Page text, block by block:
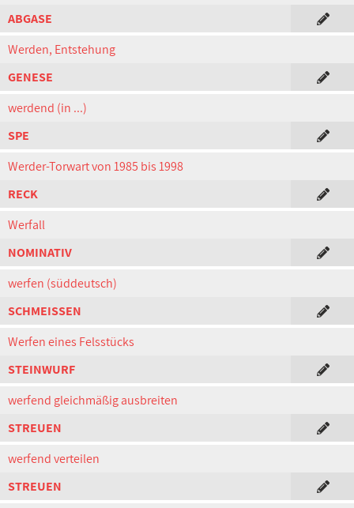
ABGASE
Werden, Entstehung
GENESE
werdend (in ...)
SPE
Werder-Torwart von 1985 bis 1998
RECK
Werfall
NOMINATIV
werfen (süddeutsch)
SCHMEISSEN
Werfen eines Felsstücks
STEINWURF
werfend gleichmäßig ausbreiten
STREUEN
werfend verteilen
STREUEN